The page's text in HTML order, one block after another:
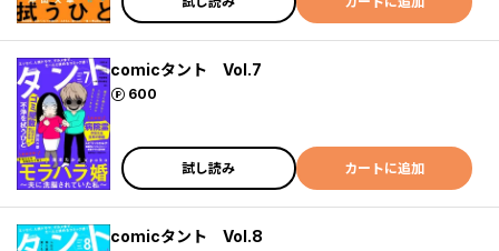
comicタント Vol.7
600
ポイント
試し読み カートに追加
comicタント Vol.8